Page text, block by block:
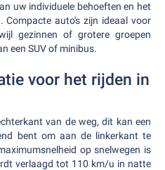
uw individuele behoeften en het
auto's zijn ideaal voor
gezinnen of grotere groepen
een SUV of minibus.
voor het rijden in
van de weg, dit kan een
bent om aan de linkerkant te
op snelwegen is
verlaagd tot 110 km/u in natte